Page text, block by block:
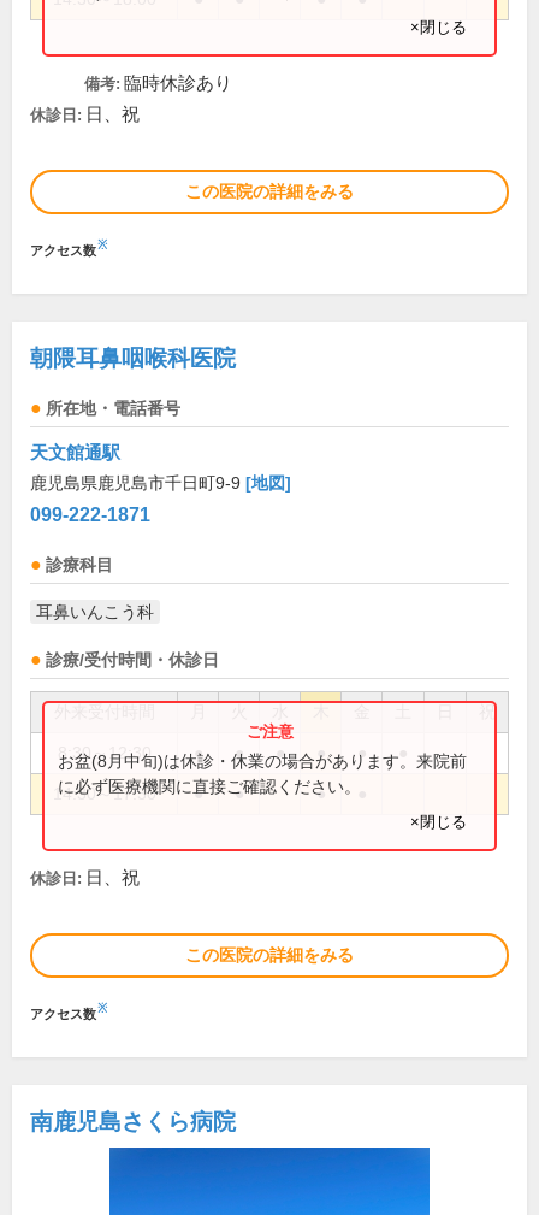
×閉じる
備考: 臨時休診あり
休診日: 日、祝
この医院の詳細をみる
アクセス数※
朝隈耳鼻咽喉科医院
所在地・電話番号
天文館通駅
鹿児島県鹿児島市千日町9-9 [地図]
099-222-1871
診療科目
耳鼻いんこう科
診療/受付時間・休診日
祝
8:30～12:30 ● ● ● ● ●
14:30～17:30 ● ● ●
お盆(8月中旬)は休診・休業の場合があります。来院前
に必ず医療機関に直接ご確認ください。
×閉じる
休診日: 日、祝
この医院の詳細をみる
アクセス数※
南鹿児島さくら病院